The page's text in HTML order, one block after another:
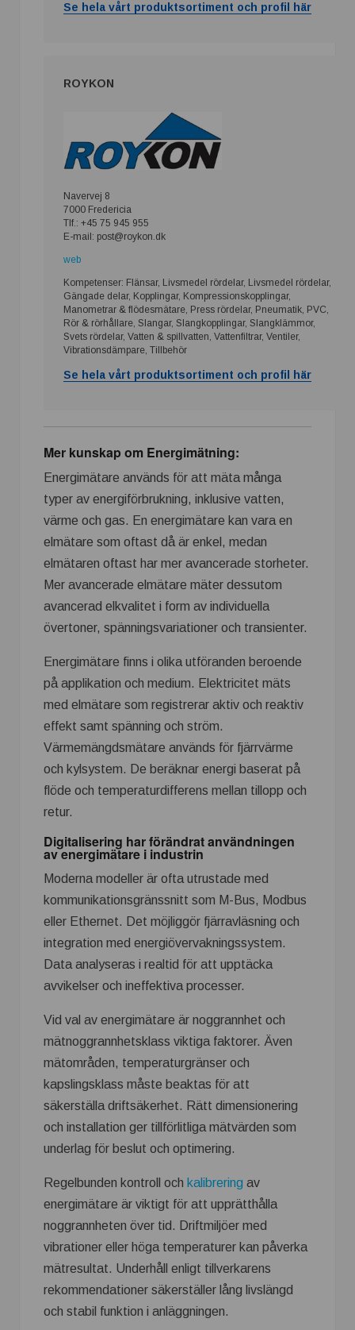
Se hela vårt produktsortiment och profil här
ROYKON
Navervej 8
7000 Fredericia
Tlf.: +45 75 945 955
E-mail: post@roykon.dk
web
Kompetenser: Flänsar, Livsmedel rördelar, Livsmedel rördelar,
Gängade delar, Kopplingar, Kompressionskopplingar,
Manometrar & flödesmätare, Press rördelar, Pneumatik, PVC,
Rör & rörhållare, Slangar, Slangkopplingar, Slangklämmor,
Svets rördelar, Vatten & spillvatten, Vattenfiltrar, Ventiler,
Vibrationsdämpare, Tillbehör
Se hela vårt produktsortiment och profil här
Mer kunskap om Energimätning:
Energimätare används för att mäta många
typer av energiförbrukning, inklusive vatten,
värme och gas. En energimätare kan vara en
elmätare som oftast då är enkel, medan
elmätaren oftast har mer avancerade storheter.
Mer avancerade elmätare mäter dessutom
avancerad elkvalitet i form av individuella
övertoner, spänningsvariationer och transienter.
Energimätare finns i olika utföranden beroende
på applikation och medium. Elektricitet mäts
med elmätare som registrerar aktiv och reaktiv
effekt samt spänning och ström.
Värmemängdsmätare används för fjärrvärme
och kylsystem. De beräknar energi baserat på
flöde och temperaturdifferens mellan tillopp och
retur.
Digitalisering har förändrat användningen
av energimätare i industrin
Moderna modeller är ofta utrustade med
kommunikationsgränssnitt som M-Bus, Modbus
eller Ethernet. Det möjliggör fjärravläsning och
integration med energiövervakningssystem.
Data analyseras i realtid för att upptäcka
avvikelser och ineffektiva processer.
Vid val av energimätare är noggrannhet och
mätnoggrannhetsklass viktiga faktorer. Även
mätområden, temperaturgränser och
kapslingsklass måste beaktas för att
säkerställa driftsäkerhet. Rätt dimensionering
och installation ger tillförlitliga mätvärden som
underlag för beslut och optimering.
Regelbunden kontroll och kalibrering av
energimätare är viktigt för att upprätthålla
noggrannheten över tid. Driftmiljöer med
vibrationer eller höga temperaturer kan påverka
mätresultat. Underhåll enligt tillverkarens
rekommendationer säkerställer lång livslängd
och stabil funktion i anläggningen.